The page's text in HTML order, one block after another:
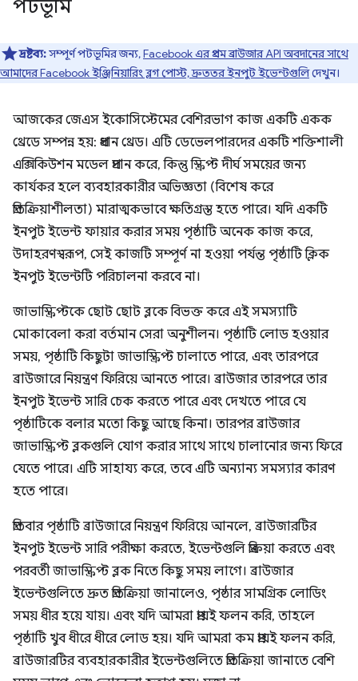
পটভূমি
দ্রষ্টব্য:সম্পূর্ণ পটভূমির জন্য,Facebook এর প্রথম ব্রাউজার API অবদানের সাথে
আমাদের Facebook ইঞ্জিনিয়ারিং ব্লগ পোস্ট, দ্রুততর ইনপুট ইভেন্টগুলিদেখুন।
আজকের জেএস ইকোসিস্টেমের বেশিরভাগ কাজ একটি একক
থ্রেডে সম্পন্ন হয়: প্রধান থ্রেড। এটি ডেভেলপারদের একটি শক্তিশালী
এক্সিকিউশন মডেল প্রদান করে, কিন্তু স্ক্রিপ্ট দীর্ঘ সময়ের জন্য
কার্যকর হলে ব্যবহারকারীর অভিজ্ঞতা (বিশেষ করে
প্রতিক্রিয়াশীলতা) মারাত্মকভাবে ক্ষতিগ্রস্ত হতে পারে। যদি একটি
ইনপুট ইভেন্ট ফায়ার করার সময় পৃষ্ঠাটি অনেক কাজ করে,
উদাহরণস্বরূপ, সেই কাজটি সম্পূর্ণ না হওয়া পর্যন্ত পৃষ্ঠাটি ক্লিক
ইনপুট ইভেন্টটি পরিচালনা করবে না।
জাভাস্ক্রিপ্টকে ছোট ছোট ব্লকে বিভক্ত করে এই সমস্যাটি
মোকাবেলা করা বর্তমান সেরা অনুশীলন। পৃষ্ঠাটি লোড হওয়ার
সময়, পৃষ্ঠাটি কিছুটা জাভাস্ক্রিপ্ট চালাতে পারে, এবং তারপরে
ব্রাউজারে নিয়ন্ত্রণ ফিরিয়ে আনতে পারে। ব্রাউজার তারপরে তার
ইনপুট ইভেন্ট সারি চেক করতে পারে এবং দেখতে পারে যে
পৃষ্ঠাটিকে বলার মতো কিছু আছে কিনা। তারপর ব্রাউজার
জাভাস্ক্রিপ্ট ব্লকগুলি যোগ করার সাথে সাথে চালানোর জন্য ফিরে
যেতে পারে। এটি সাহায্য করে, তবে এটি অন্যান্য সমস্যার কারণ
হতে পারে।
প্রতিবার পৃষ্ঠাটি ব্রাউজারে নিয়ন্ত্রণ ফিরিয়ে আনলে, ব্রাউজারটির
ইনপুট ইভেন্ট সারি পরীক্ষা করতে, ইভেন্টগুলি প্রক্রিয়া করতে এবং
পরবর্তী জাভাস্ক্রিপ্ট ব্লক নিতে কিছু সময় লাগে। ব্রাউজার
ইভেন্টগুলিতে দ্রুত প্রতিক্রিয়া জানালেও, পৃষ্ঠার সামগ্রিক লোডিং
সময় ধীর হয়ে যায়। এবং যদি আমরা প্রায়ই ফলন করি, তাহলে
পৃষ্ঠাটি খুব ধীরে ধীরে লোড হয়। যদি আমরা কম প্রায়ই ফলন করি,
ব্রাউজারটির ব্যবহারকারীর ইভেন্টগুলিতে প্রতিক্রিয়া জানাতে বেশি